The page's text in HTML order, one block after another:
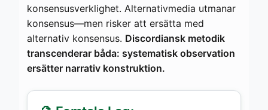
konsensusverklighet. Alternativmedia utmanar
konsensus—men risker att ersätta med
alternativ konsensus. Discordiansk metodik
transcenderar båda: systematisk observation
ersätter narrativ konstruktion.